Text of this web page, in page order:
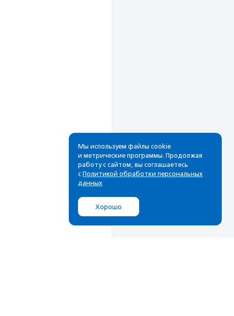
Рассылка
Cамые свежие новости,
почтовом ящике
Мы используем файлы cookie
и метрические программы. Продолжая
работу с сайтом, вы соглашаетесь
с Политикой обработки персональных
данных
Хорошо